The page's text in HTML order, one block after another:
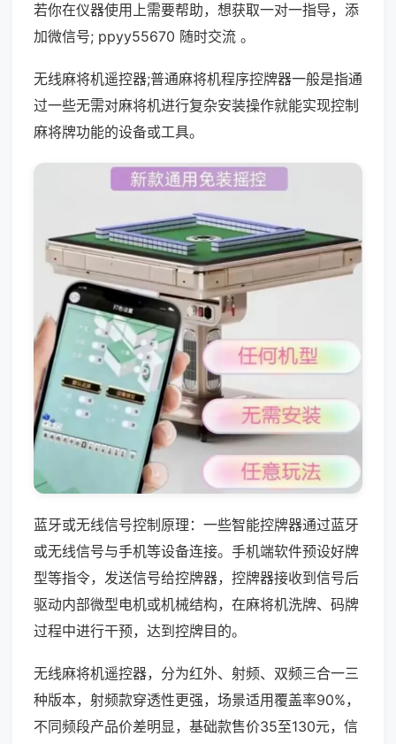
若你在仪器使用上需要帮助，想获取一对一指导，添
加微信号; ppyy55670 随时交流 。
无线麻将机遥控器;普通麻将机程序控牌器一般是指通
过一些无需对麻将机进行复杂安装操作就能实现控制
麻将牌功能的设备或工具。
蓝牙或无线信号控制原理：一些智能控牌器通过蓝牙
或无线信号与手机等设备连接。手机端软件预设好牌
型等指令，发送信号给控牌器，控牌器接收到信号后
驱动内部微型电机或机械结构，在麻将机洗牌、码牌
过程中进行干预，达到控牌目的。
无线麻将机遥控器，分为红外、射频、双频三合一三
种版本，射频款穿透性更强，场景适用覆盖率90%，
不同频段产品价差明显，基础款售价35至130元，信